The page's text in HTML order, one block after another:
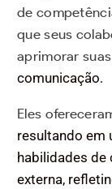
de
que seus
aprimorar
comunicação.
Eles
resultando em
habilidades de
externa,